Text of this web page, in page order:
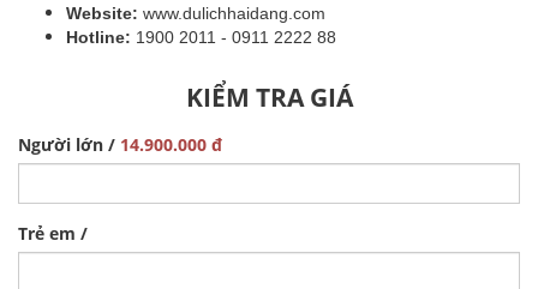
Website: www.dulichhaidang.com
Hotline: 1900 2011 - 0911 2222 88
KIỂM TRA GIÁ
Người lớn / 14.900.000 đ
Trẻ em /